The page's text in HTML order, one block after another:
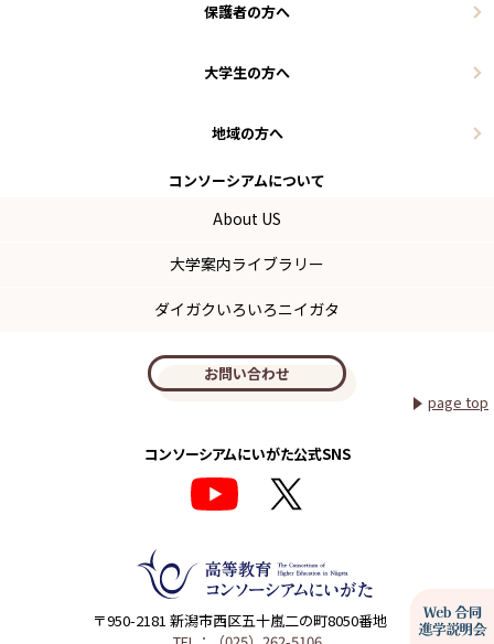
〒950-2181 新潟市西区五十嵐二の町8050番地
保護者の方へ
大学生の方へ
地域の方へ
コンソーシアムについて
About US
大学案内ライブラリー
ダイガクいろいろニイガタ
お問い合わせ
page top
コンソーシアムにいがた公式SNS